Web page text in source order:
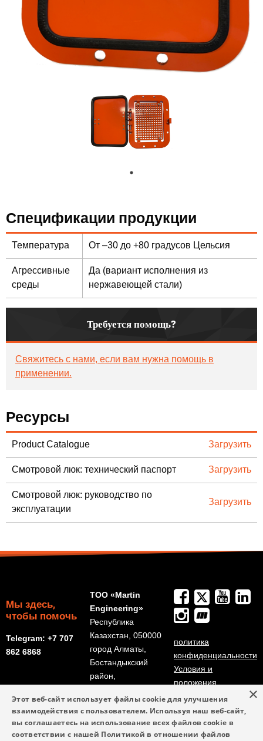
Спецификации продукции
Температура От –30 до +80 градусов Цельсия
Агрессивные
среды
Да (вариант исполнения из
нержавеющей стали)
Требуется помощь?
Свяжитесь с нами, если вам нужна помощь в
применении.
Ресурсы
Product Catalogue Загрузить
Смотровой люк: технический паспорт Загрузить
Смотровой люк: руководство по
эксплуатации
Загрузить
Мы здесь,
чтобы помочь
Telegram: +7 707
862 6868
ТОО «Martin
Engineering»
Республика
Казахстан, 050000
город Алматы,
Бостандыкский
район,
Радостовца, дом
152/6, офис 513
политика
конфиденциальности
Условия и
положения
×
Этот веб-сайт использует файлы cookie для улучшения
взаимодействия с пользователем. Используя наш веб-сайт,
вы соглашаетесь на использование всех файлов cookie в
соответствии с нашей Политикой в ​​отношении файлов